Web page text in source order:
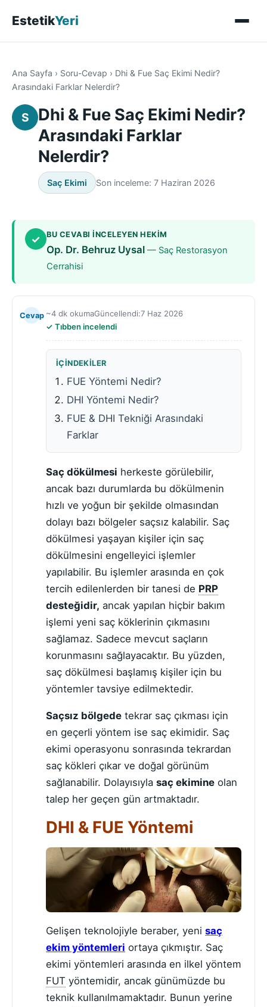
EstetikYeri
Ana Sayfa › Soru-Cevap › Dhi & Fue Saç Ekimi Nedir?
Arasındaki Farklar Nelerdir?
S
Dhi & Fue Saç Ekimi Nedir?
Arasındaki Farklar
Nelerdir?
Saç Ekimi Son inceleme: 7 Haziran 2026
✓ BU CEVABI INCELEYEN HEKIM
Op. Dr. Behruz Uysal — Saç Restorasyon
Cerrahisi
Cevap ~4 dk okumaGüncellendi:7 Haz 2026
Tıbben incelendi
İÇINDEKILER
FUE Yöntemi Nedir?
DHI Yöntemi Nedir?
FUE & DHI Tekniği Arasındaki
Farklar
Saç dökülmesi herkeste görülebilir,
ancak bazı durumlarda bu dökülmenin
hızlı ve yoğun bir şekilde olmasından
dolayı bazı bölgeler saçsız kalabilir. Saç
dökülmesi yaşayan kişiler için saç
dökülmesini engelleyici işlemler
yapılabilir. Bu işlemler arasında en çok
tercih edilenlerden bir tanesi de PRP
desteğidir, ancak yapılan hiçbir bakım
işlemi yeni saç köklerinin çıkmasını
sağlamaz. Sadece mevcut saçların
korunmasını sağlayacaktır. Bu yüzden,
saç dökülmesi başlamış kişiler için bu
yöntemler tavsiye edilmektedir.
Saçsız bölgede tekrar saç çıkması için
en geçerli yöntem ise saç ekimidir. Saç
ekimi operasyonu sonrasında tekrardan
saç kökleri çıkar ve doğal görünüm
sağlanabilir. Dolayısıyla saç ekimine olan
talep her geçen gün artmaktadır.
DHI & FUE Yöntemi
Gelişen teknolojiyle beraber, yeni saç
ekim yöntemleri ortaya çıkmıştır. Saç
ekimi yöntemleri arasında en ilkel yöntem
FUT yöntemidir, ancak günümüzde bu
teknik kullanılmamaktadır. Bunun yerine